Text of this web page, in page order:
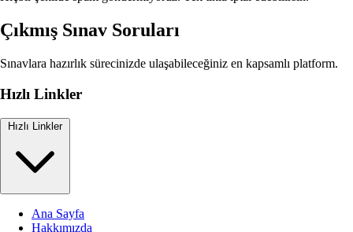
Çıkmış Sınav Soruları
Sınavlara hazırlık sürecinizde ulaşabileceğiniz en kapsamlı platform.
Hızlı Linkler
Hızlı Linkler
Ana Sayfa
Hakkımızda